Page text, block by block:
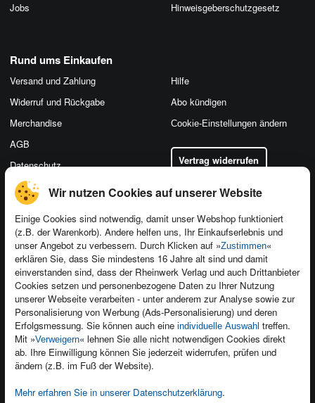
Wir nutzen Cookies auf unserer Website
Einige Cookies sind notwendig, damit unser Webshop funktioniert
(z.B. der Warenkorb). Andere helfen uns, Ihr Einkaufserlebnis und
unser Angebot zu verbessern. Durch Klicken auf »Zustimmen«
erklären Sie, dass Sie mindestens 16 Jahre alt sind und damit
einverstanden sind, dass der Rheinwerk Verlag und auch Drittanbieter
Cookies setzen und personenbezogene Daten zu Ihrer Nutzung
unserer Webseite verarbeiten - unter anderem zur Analyse sowie zur
Personalisierung von Werbung (Ads-Personalisierung) und deren
Erfolgsmessung. Sie können auch eine individuelle Auswahl treffen.
Mit »Verweigern« lehnen Sie alle nicht notwendigen Cookies direkt
ab. Ihre Einwilligung können Sie jederzeit widerrufen, prüfen und
ändern (z.B. im Fuß der Website).
Mehr erfahren Sie in unserer Datenschutzerklärung.
Jobs
Hinweis­geber­schutz­gesetz
Kontakt
Newsletter
Für Unternehmen
Presseservice
Dozentenservice
Produktfeedback
Foreign Rights
Ein Buch schreiben
Rund ums Einkaufen
Versand und Zahlung
Widerruf und Rückgabe
Merchandise
AGB
Datenschutz
Hilfe
Abo kündigen
Cookie-Einstellungen ändern
Vertrag widerrufen
Kundenservice